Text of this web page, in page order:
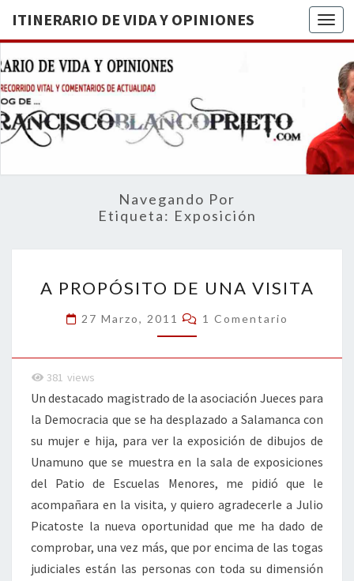
ITINERARIO DE VIDA Y OPINIONES
DE
BREVE
RECORRIDO
VITAL Y
ACTUALIDAD
Navegando Por
Etiqueta: Exposición
PROPÓSITO
DE
UNA
VISITA
A PROPÓSITO DE UNA VISITA
27 Marzo, 2011 Comentarios
1 Comentario
381 views
Un destacado magistrado de la asociación Jueces para
la Democracia que se ha desplazado a Salamanca con
su mujer e hija, para ver la exposición de dibujos de
Unamuno que se muestra en la sala de exposiciones
del Patio de Escuelas Menores, me pidió que le
acompañara en la visita, y quiero agradecerle a Julio
Picatoste la nueva oportunidad que me ha dado de
comprobar, una vez más, que por encima de las togas
judiciales están las personas con toda su dimensión